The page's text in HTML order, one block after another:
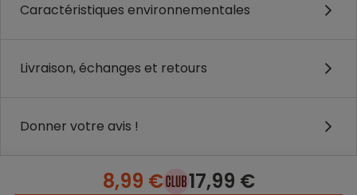
Caractéristiques environnementales
Livraison, échanges et retours
Donner votre avis !
8,99 € 17,99 €